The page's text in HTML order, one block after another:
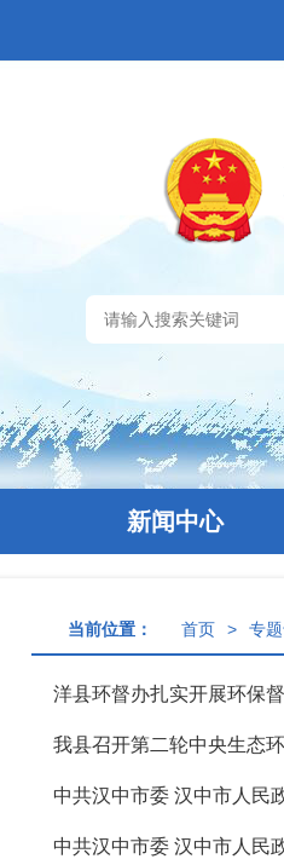
新闻中心
当前位置： 首页 > 专
洋县环督办扎实开展环保
我县召开第二轮中央生态
中共汉中市委 汉中市人民
中共汉中市委 汉中市人民